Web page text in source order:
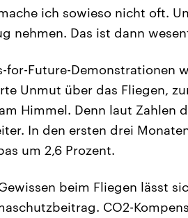
ich sowieso nicht oft.
nehmen. Das ist dann
for-Future-Demonstrationen
Unmut über das Fliegen,
Himmel. Denn laut Zahlen
In den ersten drei
um 2,6 Prozent.
beim Fliegen lässt
CO2-